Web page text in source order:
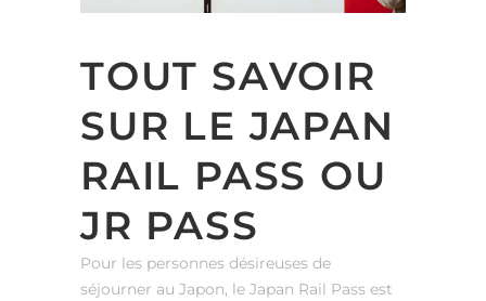
TOUT SAVOIR
SUR LE JAPAN
RAIL PASS OU
JR PASS
Pour les personnes désireuses de
séjourner au Japon, le Japan Rail Pass est